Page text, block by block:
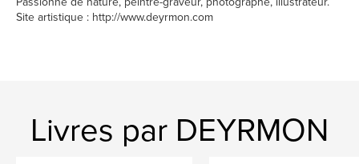
Site artistique : http://www.deyrmon.com
Livres par DEYRMON